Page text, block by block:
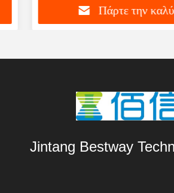
Πάρτε την
Jintang Bestway